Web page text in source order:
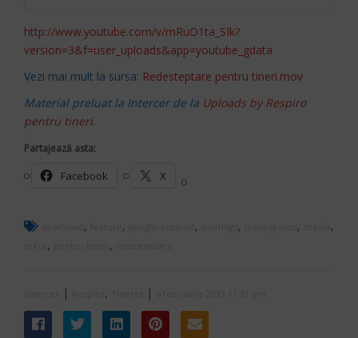
http://www.youtube.com/v/mRuO1ta_SIk?
version=3&f=user_uploads&app=youtube_gdata
Vezi mai mult la sursa: Redesteptare pentru tineri.mov
Material preluat la Intercer de la Uploads by Respiro
pentru tineri.
Partajează asta:
Facebook X
, , , , , ,
, ,
| , |